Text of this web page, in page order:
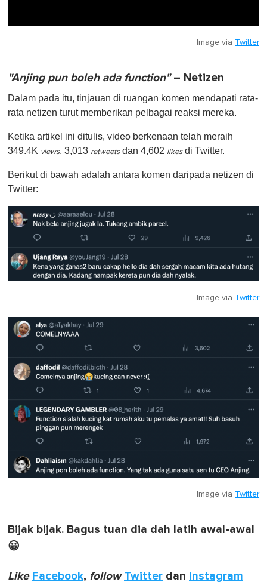
Image via Twitter
"Anjing pun boleh ada function"– Netizen
Dalam pada itu, tinjauan di ruangan komen mendapati rata-
rata netizen turut memberikan pelbagai reaksi mereka.
Ketika artikel ini ditulis, video berkenaan telah meraih
349.4K views, 3,013 retweetsdan 4,602 likesdi Twitter.
Berikut di bawah adalah antara komen daripada netizen di
Twitter:
Image via Twitter
Image via Twitter
Bijak bijak. Bagus tuan dia dah latih awal-awal
😀
Like Facebook, follow Twitter dan Instagram